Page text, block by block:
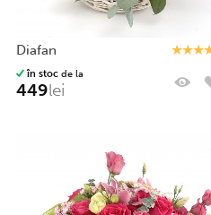
diafan
în stoc de la
449lei